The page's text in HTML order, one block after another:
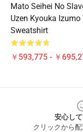
Mato Seihei No
Uzen Kyouka
Sweatshirt
￥593,775 - ￥
安心し
クリックから